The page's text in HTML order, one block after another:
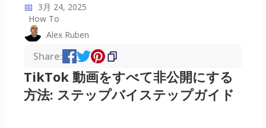
📅 3月 24, 2025
How To
Alex Ruben
Share:
TikTok 動画をすべて非公開にする
方法: ステップバイステップガイド